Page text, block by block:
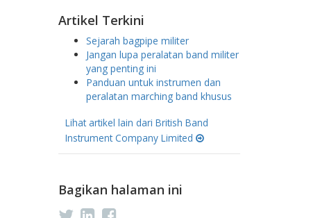
Artikel Terkini
Sejarah bagpipe militer
Jangan lupa peralatan band militer
yang penting ini
Panduan untuk instrumen dan
peralatan marching band khusus
Lihat artikel lain dari British Band
Instrument Company Limited
Bagikan halaman ini